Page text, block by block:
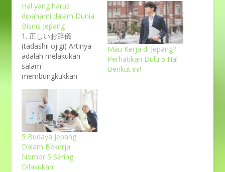
Hal yang harus
dipahami dalam Dunia
Bisnis Jepang
1. 正しいお辞儀
(tadashii ojigi) Artinya
adalah melakukan
salam
membungkukkan
dengan benar. Ojigi ini
wajib dilakukan
terutama saat
memasuki dunia kerja
tau bisnis. Ada tiga
macam ojigi, yaitu: 会
釈 (eshaku) = ojigi saat
berpapasan, cukup
Mau Kerja di Jepang?
Perhatikan Dulu 5 Hal
Berikut ini!
5 Budaya Jepang
Dalam Bekerja :
Nomor 5 Sering
Dilakukan!